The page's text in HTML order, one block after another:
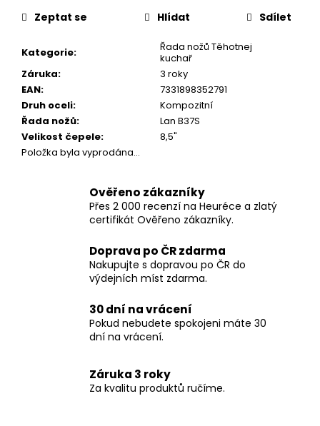
Kategorie:
Řada nožů Těhotnej
kuchař
Záruka:
3 roky
EAN:
7331898352791
Druh oceli:
Kompozitní
Řada nožů:
Lan B37S
Velikost čepele:
8,5"
Položka byla vyprodána…
Zeptat se Hlídat Sdílet
Ověřeno zákazníky
Přes 2 000 recenzí na Heuréce a zlatý
certifikát Ověřeno zákazníky.
Doprava po ČR zdarma
Nakupujte s dopravou po ČR do
výdejních míst zdarma.
30 dní na vrácení
Pokud nebudete spokojeni máte 30
dní na vrácení.
Záruka 3 roky
Za kvalitu produktů ručíme.